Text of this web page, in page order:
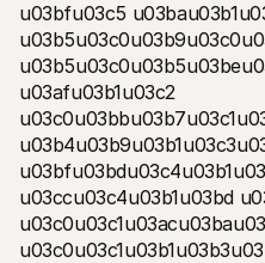
u03bfu03c5
u03afu03b1u03c2
u03ccu03c4u03b1u03bd